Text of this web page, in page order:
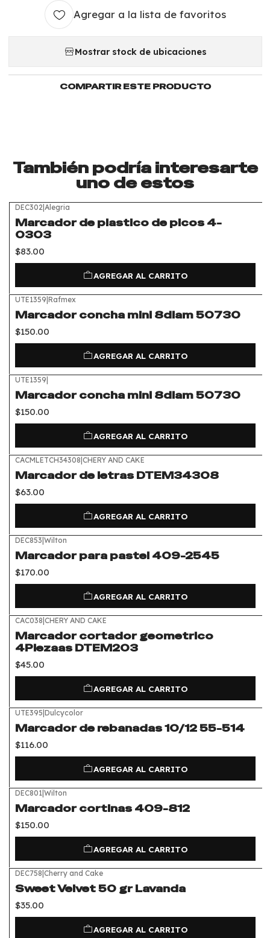
Agregar a la lista de favoritos
Mostrar stock de ubicaciones
COMPARTIR ESTE PRODUCTO
También podría interesarte
uno de estos
DEC302 Alegria
Marcador de plastico de picos 4-
0303
$83.00
AGREGAR AL CARRITO
UTE1359 Rafmex
Marcador concha mini 8diam 50730
$150.00
AGREGAR AL CARRITO
UTE1359
Marcador concha mini 8diam 50730
$150.00
AGREGAR AL CARRITO
CACMLETCH34308 CHERY AND CAKE
Marcador de letras DTEM34308
$63.00
AGREGAR AL CARRITO
DEC853 Wilton
Marcador para pastel 409-2545
$170.00
AGREGAR AL CARRITO
CAC038 CHERY AND CAKE
Marcador cortador geometrico
4Piezaas DTEM203
$45.00
AGREGAR AL CARRITO
UTE395 Dulcycolor
Marcador de rebanadas 10/12 55-514
$116.00
AGREGAR AL CARRITO
DEC801 Wilton
Marcador cortinas 409-812
$150.00
AGREGAR AL CARRITO
DEC758 Cherry and Cake
Sweet Velvet 50 gr Lavanda
$35.00
AGREGAR AL CARRITO